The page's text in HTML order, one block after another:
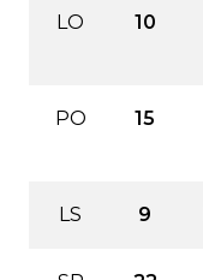
LO 10
PO 15
LS 9